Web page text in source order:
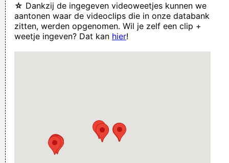
☆ Dankzij de ingegeven videoweetjes kunnen we
aantonen waar de videoclips die in onze databank
zitten, werden opgenomen. Wil je zelf een clip +
weetje ingeven? Dat kan hier!